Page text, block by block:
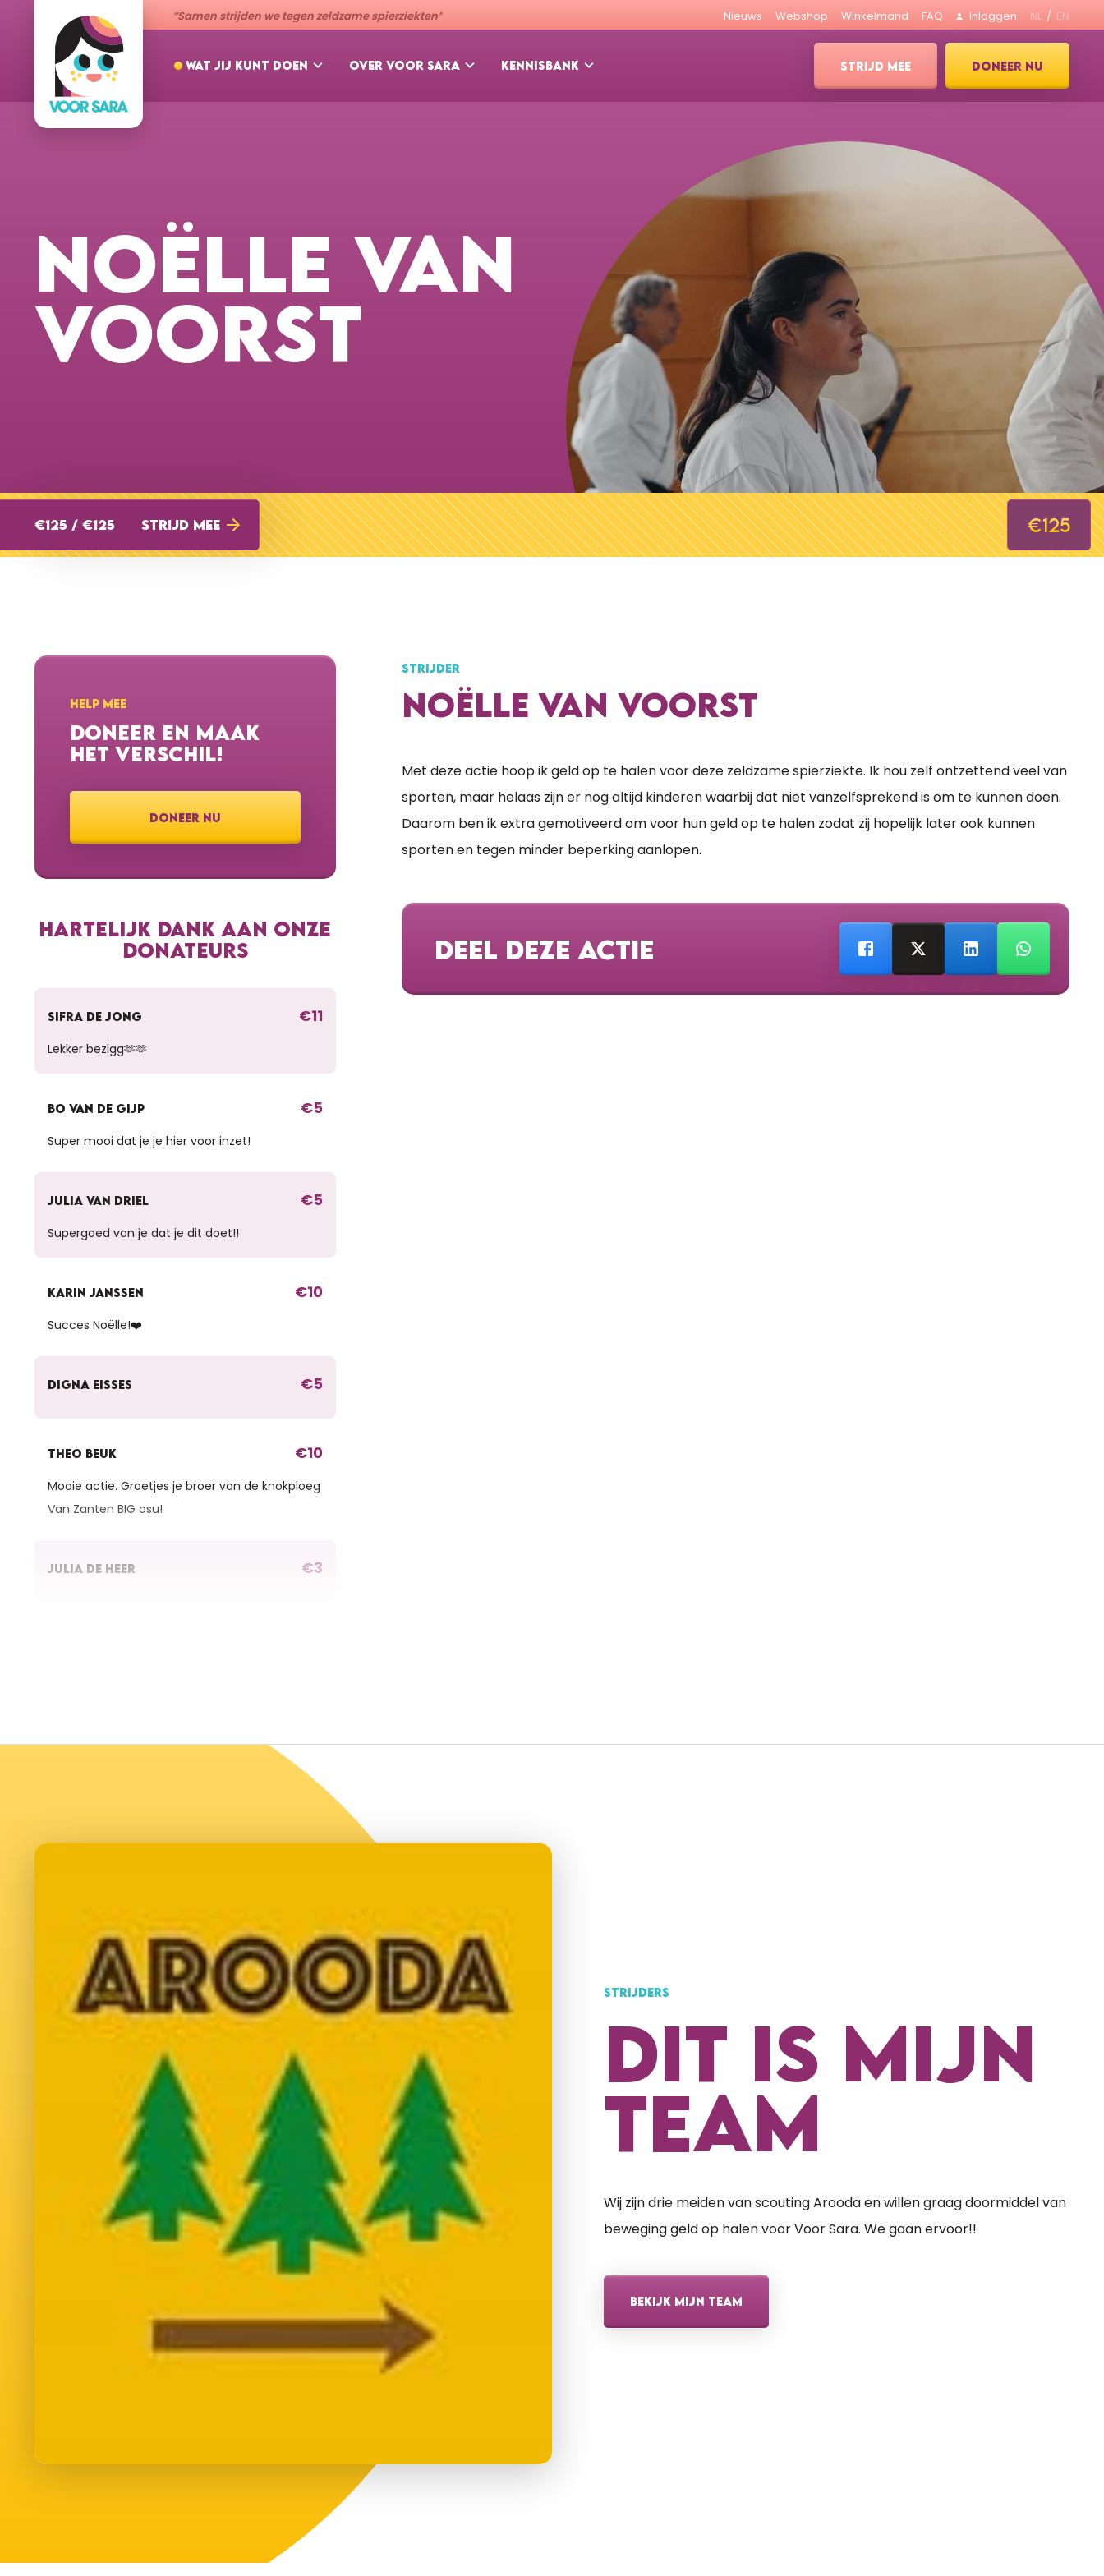
“Samen strijden we tegen zeldzame spierziekten” Nieuws Webshop Winkelmand FAQ Inloggen NL EN
WAT JIJ KUNT DOEN OVER VOOR SARA KENNISBANK STRIJD MEE DONEER NU
NOËLLE VAN
VOORST
€125 / €125 STRIJD MEE €125
STRIJDER
NOËLLE VAN VOORST
Met deze actie hoop ik geld op te halen voor deze zeldzame spierziekte. Ik hou zelf ontzettend veel van
sporten, maar helaas zijn er nog altijd kinderen waarbij dat niet vanzelfsprekend is om te kunnen doen.
Daarom ben ik extra gemotiveerd om voor hun geld op te halen zodat zij hopelijk later ook kunnen
sporten en tegen minder beperking aanlopen.
DEEL DEZE ACTIE
HELP MEE
DONEER EN MAAK
HET VERSCHIL!
DONEER NU
HARTELIJK DANK AAN ONZE
DONATEURS
SIFRA DE JONG €11
Lekker bezigg🫶🫶
BO VAN DE GIJP €5
Super mooi dat je je hier voor inzet!
JULIA VAN DRIEL €5
Supergoed van je dat je dit doet!!
KARIN JANSSEN €10
Succes Noëlle!❤️
DIGNA EISSES €5
THEO BEUK €10
Mooie actie. Groetjes je broer van de knokploeg
Van Zanten BIG osu!
JULIA DE HEER €3
€2
EMILE VAN VOORST €25
ANGELA DE VRIES €10
€25
STRIJDERS
DIT IS MIJN
TEAM
Wij zijn drie meiden van scouting Arooda en willen graag doormiddel van
beweging geld op halen voor Voor Sara. We gaan ervoor!!
BEKIJK MIJN TEAM